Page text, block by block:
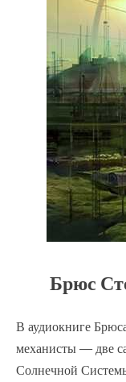
Брюс
В аудиокниге
механисты — две
Солнечной